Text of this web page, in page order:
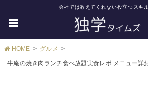
会社では教えてくれない役立つスキ
HOME グルメ
牛庵の焼き肉ランチ食べ放題実食レポ メニュー詳